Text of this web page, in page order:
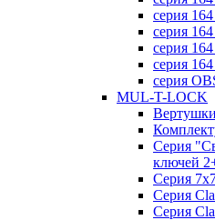
серия
серия
серия
серия 164
серия
MUL-T-LOCK
Вертушки
Серия
ключей
Серия
Серия
Серия